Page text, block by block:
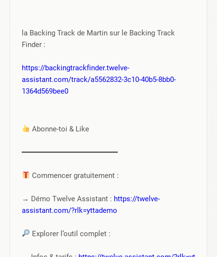
la Backing Track de Martin sur le Backing Track
Finder :
https://backingtrackfinder.twelve-
assistant.com/track/a5562832-3c10-40b5-8bb0-
1364d569bee0
Abonne-toi & Like
━━━━━━━━━━━━━━━━━━━━━━
Commencer gratuitement :
→ Démo Twelve Assistant : https://twelve-
assistant.com/?rlk=yttademo
Explorer l’outil complet :